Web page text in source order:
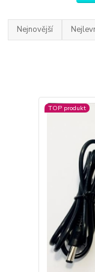
Nejnovější
TOP produkt